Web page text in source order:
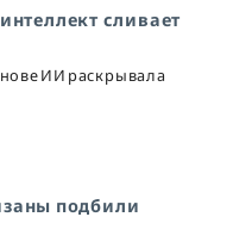
сливает
ИИ раскрывала
подбили